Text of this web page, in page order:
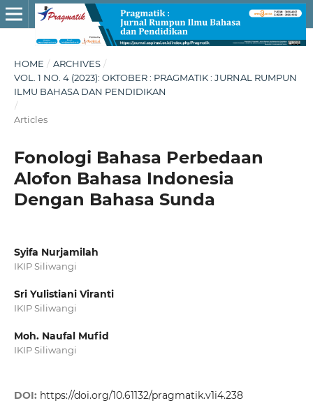
HOME / ARCHIVES /
VOL. 1 NO. 4 (2023): OKTOBER : PRAGMATIK : JURNAL RUMPUN
ILMU BAHASA DAN PENDIDIKAN
/
Articles
Fonologi Bahasa Perbedaan
Alofon Bahasa Indonesia
Dengan Bahasa Sunda
Syifa Nurjamilah
IKIP Siliwangi
Sri Yulistiani Viranti
IKIP Siliwangi
Moh. Naufal Mufid
IKIP Siliwangi
DOI: https://doi.org/10.61132/pragmatik.v1i4.238